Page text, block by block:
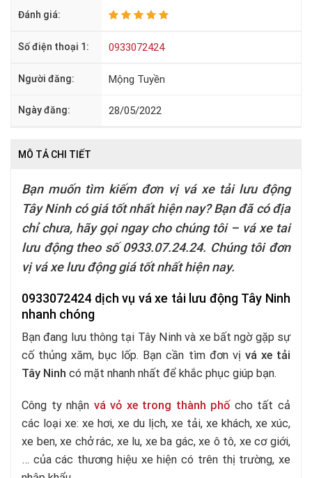
Đánh giá:
Số điện thoại 1: 0933072424
Người đăng: Mộng Tuyền
Ngày đăng: 28/05/2022
MÔ TẢ CHI TIẾT
Bạn muốn tìm kiếm đơn vị vá xe tải lưu động
Tây Ninh có giá tốt nhất hiện nay? Bạn đã có địa
chỉ chưa, hãy gọi ngay cho chúng tôi – vá xe tai
lưu động theo số 0933.07.24.24. Chúng tôi đơn
vị vá xe lưu động giá tốt nhất hiện nay.
0933072424 dịch vụ vá xe tải lưu động Tây Ninh
nhanh chóng
Bạn đang lưu thông tại Tây Ninh và xe bất ngờ gặp sự
cố thủng xăm, bục lốp. Bạn cần tìm đơn vị vá xe tải
Tây Ninh có mặt nhanh nhất để khắc phục giúp bạn.
Công ty nhận vá vỏ xe trong thành phốcho tất cả
các loại xe: xe hơi, xe du lịch, xe tải, xe khách, xe xúc,
xe ben, xe chở rác, xe lu, xe ba gác, xe ô tô, xe cơ giới,
… của các thương hiệu xe hiện có trên thị trường, xe